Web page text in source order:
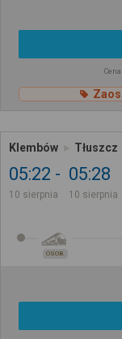
Klembów Tłuszcz
05:22
10 sierpnia
05:28
10 sierpnia
OSOB.